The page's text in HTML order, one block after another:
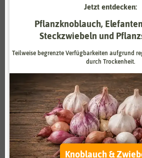
Vergrößern durch
Kaktus Mischung
2,79 €
*
Zahlungsdienstleister
Weitere Einstellungen
Alle akzeptieren
Alle ablehnen
Auswahl
Jetzt entdecken:
Pflanzknoblauch,
Steckzwiebeln und
Teilweise begrenzte Verfügbarkeiten aufgrund
durch Trockenheit.
Knoblauch &